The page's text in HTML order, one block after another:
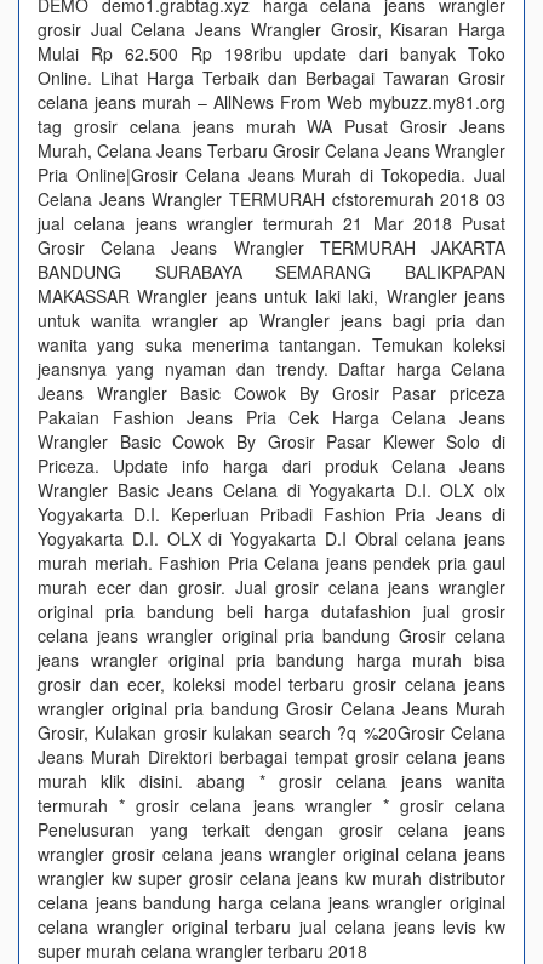
DEMO demo1.grabtag.xyz harga celana jeans wrangler
grosir Jual Celana Jeans Wrangler Grosir, Kisaran Harga
Mulai Rp 62.500 Rp 198ribu update dari banyak Toko
Online. Lihat Harga Terbaik dan Berbagai Tawaran Grosir
celana jeans murah – AllNews From Web mybuzz.my81.org
tag grosir celana jeans murah WA Pusat Grosir Jeans
Murah, Celana Jeans Terbaru Grosir Celana Jeans Wrangler
Pria Online|Grosir Celana Jeans Murah di Tokopedia. Jual
Celana Jeans Wrangler TERMURAH cfstoremurah 2018 03
jual celana jeans wrangler termurah 21 Mar 2018 Pusat
Grosir Celana Jeans Wrangler TERMURAH JAKARTA
BANDUNG SURABAYA SEMARANG BALIKPAPAN
MAKASSAR Wrangler jeans untuk laki laki, Wrangler jeans
untuk wanita wrangler ap Wrangler jeans bagi pria dan
wanita yang suka menerima tantangan. Temukan koleksi
jeansnya yang nyaman dan trendy. Daftar harga Celana
Jeans Wrangler Basic Cowok By Grosir Pasar priceza
Pakaian Fashion Jeans Pria Cek Harga Celana Jeans
Wrangler Basic Cowok By Grosir Pasar Klewer Solo di
Priceza. Update info harga dari produk Celana Jeans
Wrangler Basic Jeans Celana di Yogyakarta D.I. OLX olx
Yogyakarta D.I. Keperluan Pribadi Fashion Pria Jeans di
Yogyakarta D.I. OLX di Yogyakarta D.I Obral celana jeans
murah meriah. Fashion Pria Celana jeans pendek pria gaul
murah ecer dan grosir. Jual grosir celana jeans wrangler
original pria bandung beli harga dutafashion jual grosir
celana jeans wrangler original pria bandung Grosir celana
jeans wrangler original pria bandung harga murah bisa
grosir dan ecer, koleksi model terbaru grosir celana jeans
wrangler original pria bandung Grosir Celana Jeans Murah
Grosir, Kulakan grosir kulakan search ?q %20Grosir Celana
Jeans Murah Direktori berbagai tempat grosir celana jeans
murah klik disini. abang * grosir celana jeans wanita
termurah * grosir celana jeans wrangler * grosir celana
Penelusuran yang terkait dengan grosir celana jeans
wrangler grosir celana jeans wrangler original celana jeans
wrangler kw super grosir celana jeans kw murah distributor
celana jeans bandung harga celana jeans wrangler original
celana wrangler original terbaru jual celana jeans levis kw
super murah celana wrangler terbaru 2018